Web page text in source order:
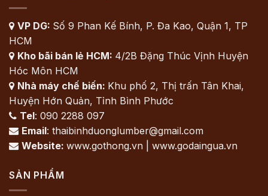
 VP DG: Số 9 Phan Kế Bính, P. Đa Kao, Quận 1, TP
HCM
 Kho bãi bán lẻ HCM: 4/2B Đặng Thúc Vịnh Huyện
Hóc Môn HCM
 Nhà máy chế biến: Khu phố 2, Thị trấn Tân Khai,
Huyện Hớn Quản, Tỉnh Bình Phước
 Tel: 090 2288 097
 Email: thaibinhduonglumber@gmail.com
 Website: www.gothong.vn | www.godaingua.vn
SẢN PHẨM